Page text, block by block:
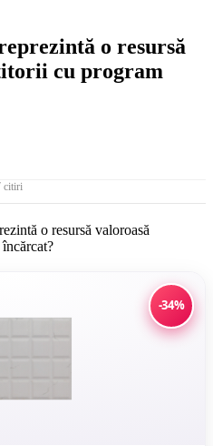
o resursă
cu program
citiri
-34%